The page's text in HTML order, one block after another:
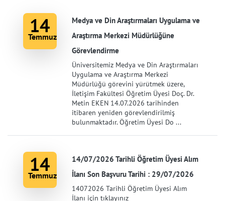
14
Temmuz
Medya ve Din Araştırmaları Uygulama ve
Araştırma Merkezi Müdürlüğüne
Görevlendirme
Üniversitemiz Medya ve Din Araştırmaları
Uygulama ve Araştırma Merkezi
Müdürlüğü görevini yürütmek üzere,
İletişim Fakültesi Öğretim Üyesi Doç. Dr.
Metin EKEN 14.07.2026 tarihinden
itibaren yeniden görevlendirilmiş
bulunmaktadır. Öğretim Üyesi Do ...
14
Temmuz
14/07/2026 Tarihli Öğretim Üyesi Alım
İlanı Son Başvuru Tarihi : 29/07/2026
14072026 Tarihli Öğretim Üyesi Alım
İlanı için tıklayınız